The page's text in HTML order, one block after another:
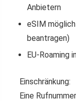
Anbietern
eSIM
beantragen)
EU-Roaming
Einschränkung:
Eine